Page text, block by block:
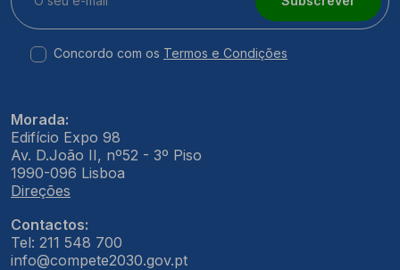
Concordo com os Termos e Condições
Morada:
Edifício Expo 98
Av. D.João II, nº52 - 3º Piso
1990-096 Lisboa
Direções
Contactos:
Tel: 211 548 700
info@compete2030.gov.pt